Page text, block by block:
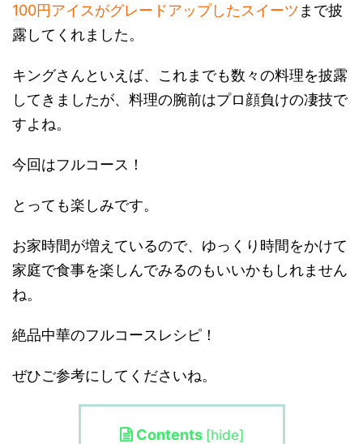
100円アイスがグレードアップしたスイーツ まで披
露してくれました。
キングさんといえば、これまでも数々の料理を披露
してきましたが、料理の腕前はプロ顔負けの凄技で
すよね。
今回はフルコース！
とっても楽しみです。
お家時間が増えているので、ゆっくり時間をかけて
家庭で食事を楽しんでみるのもいいかもしれません
ね。
絶品中華のフルコースレシピ！
ぜひご参考にしてくださいね。
Contents [hide]